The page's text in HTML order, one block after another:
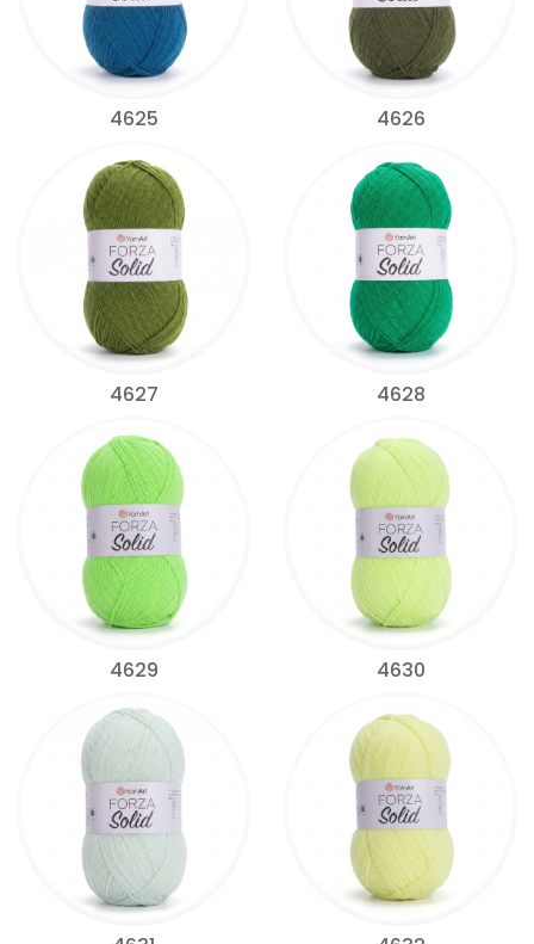
4625 4626
4627 4628
4629 4630